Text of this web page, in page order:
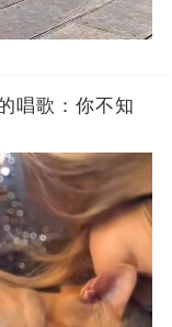
唱歌：你不知